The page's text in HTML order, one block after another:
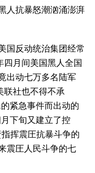
人抗暴怒潮汹涌澎湃
国反动统治集团经常
四月间美国黑人全国
出动七万多名陆军
联社也不得不承
紧急事件而出动的
下旬又建立了控
指挥震圧抗暴斗争的
震圧人民斗争的七